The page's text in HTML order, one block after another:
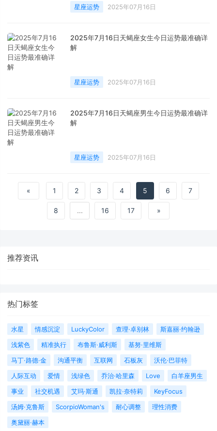
星座运势 2025年07月16日
2025年7月16日天蝎座女生今日运势最准确详
解
星座运势 2025年07月16日
2025年7月16日天蝎座男生今日运势最准确详
解
星座运势 2025年07月16日
« 1 2 3 4 5 6 7
8 ... 16 17 »
推荐资讯
热门标签
水星 情感沉淀 LuckyColor 查理·卓别林
斯嘉丽·约翰逊
浅紫色
精准执行 布鲁斯·威利斯
基努·里维斯
马丁·路德·金
沟通平衡 互联网 石板灰
沃伦·巴菲特
人际互动
爱情 浅绿色 乔治·哈里森 Love
白羊座男生
事业
社交机遇 艾玛·斯通 凯拉·奈特莉
KeyFocus
汤姆·克鲁斯
ScorpioWoman's 耐心调整
理性消费
奥黛丽·赫本